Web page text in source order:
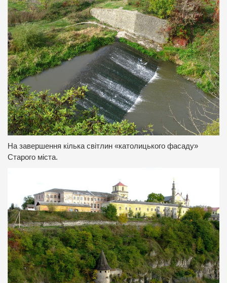
На завершення кілька світлин «католицького фасаду»
Старого міста.